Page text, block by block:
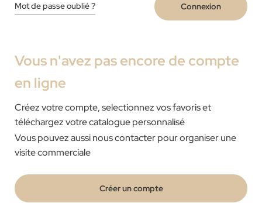
Mot de passe oublié ? Connexion
Vous n'avez pas encore de compte
en ligne
Créez votre compte, selectionnez vos favoris et
téléchargez votre catalogue personnalisé
Vous pouvez aussi nous contacter pour organiser une
visite commerciale
Créer un compte